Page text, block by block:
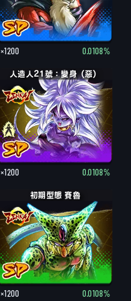
×1200 0.0108%
人造人21號：惡
人造人21號：變身（惡）
×1200 0.0108%
初期型態 賽魯
×1200 0.0108%